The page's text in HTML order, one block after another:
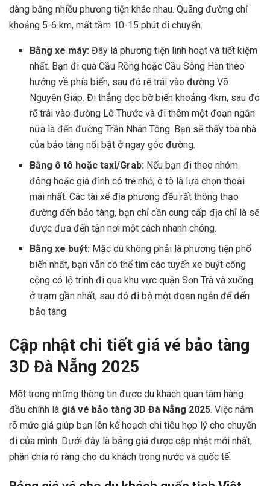
dàng bằng nhiều phương tiện khác nhau. Quãng đường chỉ
khoảng 5-6 km, mất tầm 10-15 phút di chuyển.
Bằng xe máy: Đây là phương tiện linh hoạt và tiết kiệm
nhất. Bạn đi qua Cầu Rồng hoặc Cầu Sông Hàn theo
hướng về phía biển, sau đó rẽ trái vào đường Võ
Nguyên Giáp. Đi thẳng dọc bờ biển khoảng 4km, sau đó
rẽ trái vào đường Lê Thước và đi thêm một đoạn ngắn
nữa là đến đường Trần Nhân Tông. Bạn sẽ thấy tòa nhà
của bảo tàng nổi bật ở ngay góc đường.
Bằng ô tô hoặc taxi/Grab: Nếu bạn đi theo nhóm
đông hoặc gia đình có trẻ nhỏ, ô tô là lựa chọn thoải
mái nhất. Các tài xế địa phương đều rất thông thạo
đường đến bảo tàng, bạn chỉ cần cung cấp địa chỉ là sẽ
được đưa đến tận nơi một cách nhanh chóng.
Bằng xe buýt: Mặc dù không phải là phương tiện phổ
biến nhất, bạn vẫn có thể tìm các tuyến xe buýt công
cộng có lộ trình đi qua khu vực quận Sơn Trà và xuống
ở trạm gần nhất, sau đó đi bộ một đoạn ngắn để đến
bảo tàng.
Cập nhật chi tiết giá vé bảo tàng
3D Đà Nẵng 2025
Một trong những thông tin được du khách quan tâm hàng
đầu chính là giá vé bảo tàng 3D Đà Nẵng 2025. Việc nắm
rõ mức giá giúp bạn lên kế hoạch chi tiêu hợp lý cho chuyến
đi của mình. Dưới đây là bảng giá được cập nhật mới nhất,
phân chia rõ ràng cho du khách trong nước và quốc tế.